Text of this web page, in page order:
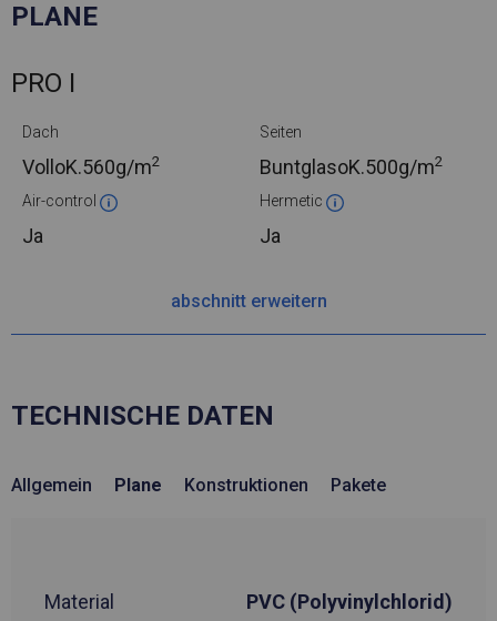
PLANE
PRO I
Dach
VolloK.560g/m2
Seiten
BuntglasoK.500g/m2
Air-control
Ja
Hermetic
Ja
abschnitt erweitern
TECHNISCHE DATEN
Allgemein Plane Konstruktionen Pakete
Material PVC (Polyvinylchlorid)